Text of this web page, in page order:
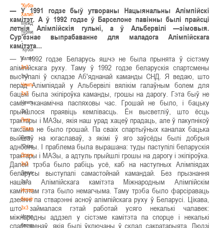
"Кубок
Халипского"
Международный
турнир
-
"Кубок
Халипского"
3x3
3x3
Чемпионат
3х3
Чемпионат
3х3
Лига
"Палова"
Лига
"Палова"
Документы
3х3
Документы
3х3
История
баскетбола
3х3
История
баскетбола
— У 1991 годзе быў утвораны Нацыянальны Алімпійскі
камітэт. А ў 1992 годзе ў Барселоне павінны былі прайсці
летнія Алімпійскія гульні, а ў Альбервілі —зімовыя.
Сур'ёзнае выпрабаванне для маладога Алімпійскага
камітэта...
— У 1992 годзе Беларусь яшчэ не была прынята ў сістэму
алімпійскага руху. Таму ў 1992 годзе беларускія спартсмены
выступалі ў складзе Аб'яднанай каманды СНД. Я ведаю, што
перад Алімпіядай у Альбервілі вялікім галаўным болем для
бацькі была экіпіроўка каманды, грошы на дарогу. Гэта быў не
самы эканамічна паспяховы час. Грошай не было, і бацьку
прыйшлося праявіць кемлівасць. Ён высветліў, што ёсць
трактары і МАЗы, якія наш урад хацеў прадаць, але ў пакупнікоў
таксама не было грошай. Па сваіх спартыўных каналах бацька
выйшаў на югаславаў, з якімі ў яго заўсёды былі добрыя
адносіны. І праблема была вырашана: туды паступілі беларускія
трактары і МАЗы, а адтуль прыйшлі грошы на дарогу і экіпіроўка.
Далей трэба было рабіць усё, каб на наступных Алімпіядах
беларусы выступалі самастойнай камандай. Без прызнання
нашага Алімпійскага камітэта Міжнародным Алімпійскім
камітэтам гэта было немагчыма. Таму трэба было фарсіраваць
дзеянні па стварэнні асноў алімпійскага руху ў Беларусі. Цікава,
што займалася гэтай работай усяго некалькі чалавек:
міжнародны аддзел у сістэме камітэта па спорце і некалькі
спартсменаў, якія былі ўключаны ў склад сакратарыята. Людзі